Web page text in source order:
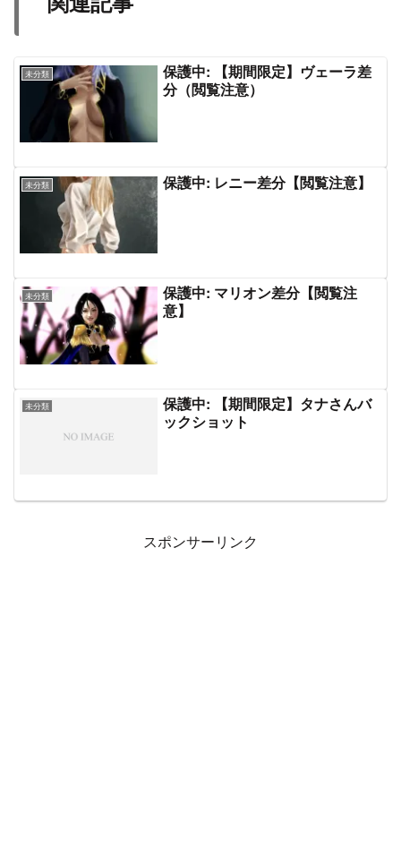
未分類
保護中: 【期間限定】ヴェーラ差
分（閲覧注意）
未分類 保護中: レニー差分【閲覧注意】
未分類
保護中: マリオン差分【閲覧注
意】
未分類
保護中: 【期間限定】タナさんバ
ックショット
スポンサーリンク